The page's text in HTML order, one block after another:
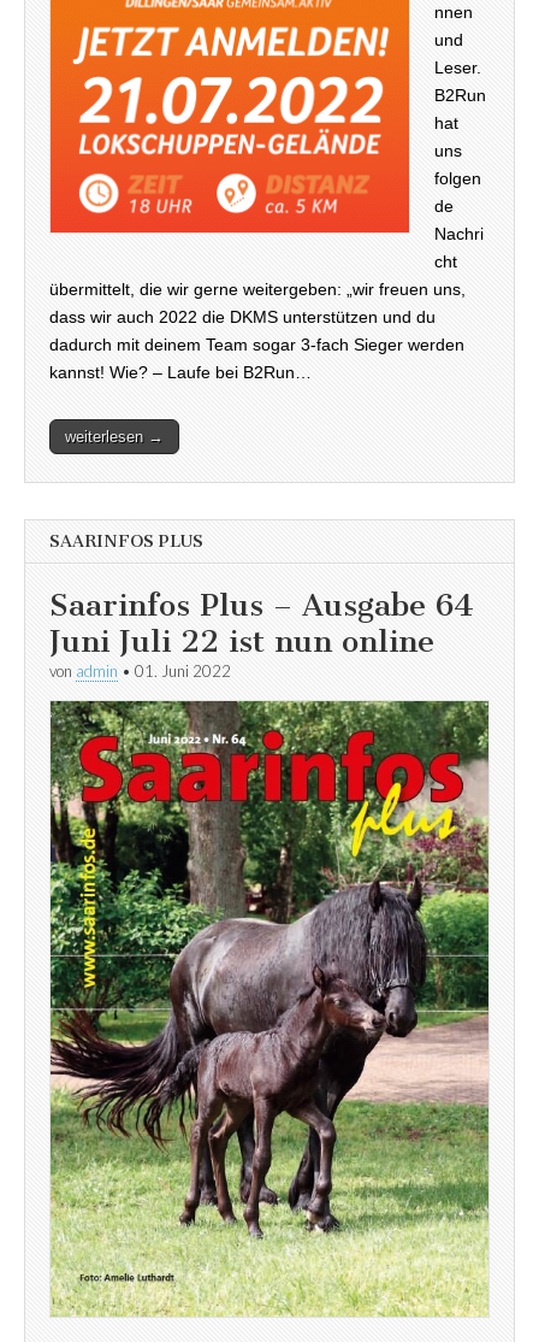
nnen
und
Leser.
B2Run
hat
uns
folgen
de
Nachri
cht
übermittelt, die wir gerne weitergeben: „wir freuen uns,
dass wir auch 2022 die DKMS unterstützen und du
dadurch mit deinem Team sogar 3-fach Sieger werden
kannst! Wie? – Laufe bei B2Run…
weiterlesen →
SAARINFOS PLUS
Saarinfos Plus – Ausgabe 64
Juni Juli 22 ist nun online
von admin • 01. Juni 2022